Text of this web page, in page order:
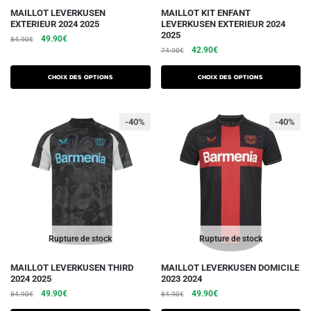
MAILLOT LEVERKUSEN
EXTERIEUR 2024 2025
84.90€
Le
initial
était :
84.90€.
49.90€Le
actuel
est :
49.90€.
Choix des options
Ce
produit
a
variations.
choisies
MAILLOT KIT ENFANT
LEVERKUSEN EXTERIEUR 2024
2025
74.90€
Le
initial
était :
42.90€Le
actuel
est :
Choix des options
Ce
produit
a
variations.
peuvent
choisies
Rupture de stock
-40%
MAILLOT LEVERKUSEN THIRD
2024 2025
84.90€
Le
49.90€Le
Ce
produit
a
Rupture de stock
-40%
MAILLOT LEVERKUSEN DOMICILE
2023 2024
84.90€
Le
49.90€Le
Ce
produit
a